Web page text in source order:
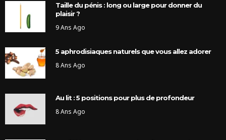
Taille du pénis : long ou large pour donner du
plaisir ?
9 Ans Ago
5 aphrodisiaques naturels que vous allez adorer
8 Ans Ago
Au lit : 5 positions pour plus de profondeur
8 Ans Ago